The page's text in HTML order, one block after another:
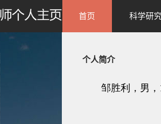
首页 科学研
个人简介